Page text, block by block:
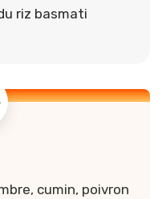
riz basmati
cumin, poivron